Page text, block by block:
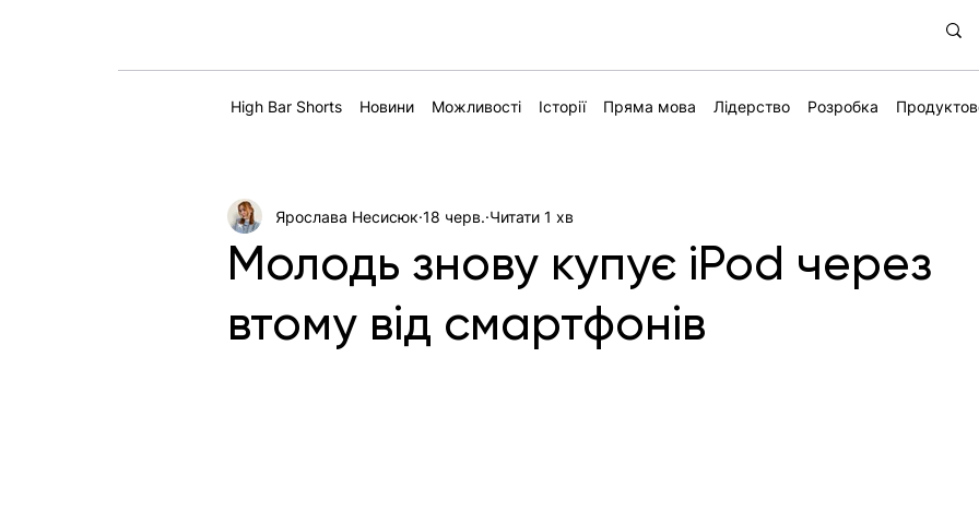
High Bar Shorts Новини Можливості Історії Пряма мова Лідерство Розробка
Молодь знову купує iPod через
втому від смартфонів
Ярослава Несисюк 18 черв. Читати 1 хв